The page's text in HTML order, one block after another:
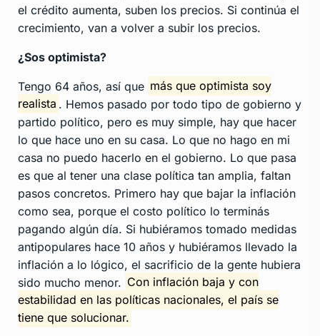
el crédito aumenta, suben los precios. Si continúa el
crecimiento, van a volver a subir los precios.
¿Sos optimista?
Tengo 64 años, así que más que optimista soy
realista . Hemos pasado por todo tipo de gobierno y
partido político, pero es muy simple, hay que hacer
lo que hace uno en su casa. Lo que no hago en mi
casa no puedo hacerlo en el gobierno. Lo que pasa
es que al tener una clase política tan amplia, faltan
pasos concretos. Primero hay que bajar la inflación
como sea, porque el costo político lo terminás
pagando algún día. Si hubiéramos tomado medidas
antipopulares hace 10 años y hubiéramos llevado la
inflación a lo lógico, el sacrificio de la gente hubiera
sido mucho menor. Con inflación baja y con
estabilidad en las políticas nacionales, el país se
tiene que solucionar.